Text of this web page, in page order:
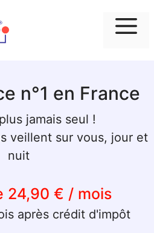
n°1 en France
jamais seul !
veillent sur vous, jour et
nuit
24,90 € / mois
après crédit d'impôt